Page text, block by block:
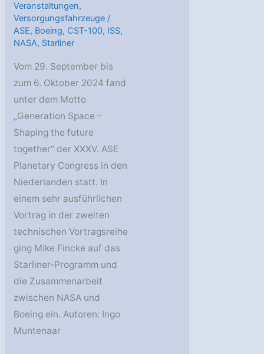
Veranstaltungen,
Versorgungsfahrzeuge /
ASE, Boeing, CST-100, ISS,
NASA, Starliner
Vom 29. September bis
zum 6. Oktober 2024 fand
unter dem Motto
„Generation Space –
Shaping the future
together“ der XXXV. ASE
Planetary Congress in den
Niederlanden statt. In
einem sehr ausführlichen
Vortrag in der zweiten
technischen Vortragsreihe
ging Mike Fincke auf das
Starliner-Programm und
die Zusammenarbeit
zwischen NASA und
Boeing ein. Autoren: Ingo
Muntenaar